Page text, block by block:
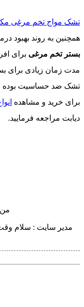
تشک مواج تخم مرغی
همچنین به روند بهبود
بستر تخم مرغی برای
مدت زمان زیادی برای
تشک ضد حساسیت بوده و
برای خرید و مشاهده
دیابت مراجعه فرمایید.
مدیر سایت :